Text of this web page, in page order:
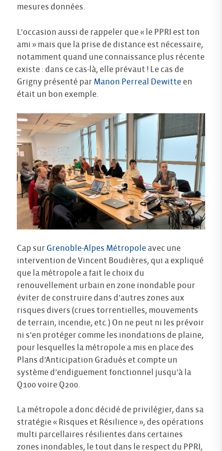
mesures données.
L’occasion aussi de rappeler que « le PPRI est ton
ami » mais que la prise de distance est nécessaire,
notamment quand une connaissance plus récente
existe : dans ce cas-là, elle prévaut ! Le cas de
Grigny présenté par Manon Perreal Dewitte en
était un bon exemple.
Cap sur Grenoble-Alpes Métropole avec une
intervention de Vincent Boudières, qui a expliqué
que la métropole a fait le choix du
renouvellement urbain en zone inondable pour
éviter de construire dans d’autres zones aux
risques divers (crues torrentielles, mouvements
de terrain, incendie, etc.) On ne peut ni les prévoir
ni s’en protéger comme les inondations de plaine,
pour lesquelles la métropole a mis en place des
Plans d’Anticipation Gradués et compte un
système d’endiguement fonctionnel jusqu’à la
Q100 voire Q200.
La métropole a donc décidé de privilégier, dans sa
stratégie « Risques et Résilience », des opérations
multi parcellaires résilientes dans certaines
zones inondables, le tout dans le respect du PPRI,